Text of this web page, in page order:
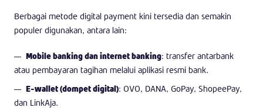
Berbagai metode digital payment kini tersedia dan semakin
populer digunakan, antara lain:
Mobile banking dan internet banking: transfer antarbank
atau pembayaran tagihan melalui aplikasi resmi bank.
E-wallet (dompet digital): OVO, DANA, GoPay, ShopeePay,
dan LinkAja.